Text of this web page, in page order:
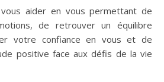
de retrouver un équilibre
votre confiance en vous et de
positive face aux défis de la vie